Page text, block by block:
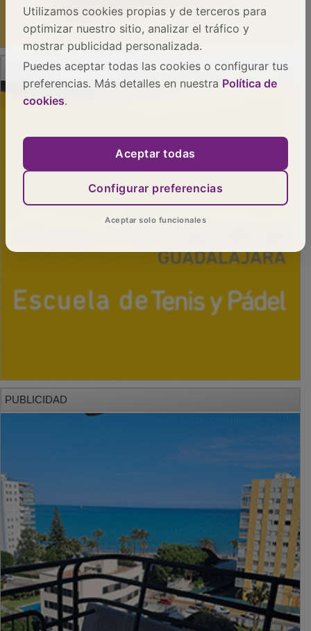
PUBLICIDAD
Utilizamos cookies propias y de terceros para
optimizar nuestro sitio, analizar el tráfico y
mostrar publicidad personalizada.
Puedes aceptar todas las cookies o configurar tus
preferencias. Más detalles en nuestra Política de
cookies.
Aceptar todas
Configurar preferencias
Aceptar solo funcionales